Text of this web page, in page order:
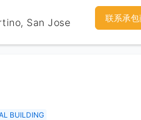
San Jose
联系承包
BUILDING